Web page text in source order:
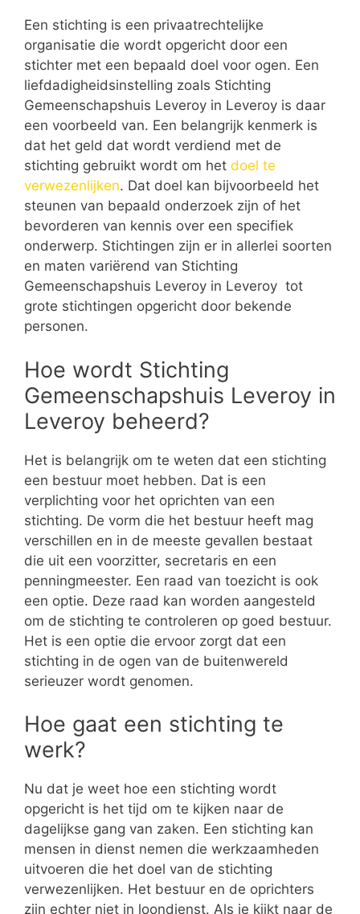
Een stichting is een privaatrechtelijke
organisatie die wordt opgericht door een
stichter met een bepaald doel voor ogen. Een
liefdadigheidsinstelling zoals Stichting
Gemeenschapshuis Leveroy in Leveroy is daar
een voorbeeld van. Een belangrijk kenmerk is
dat het geld dat wordt verdiend met de
stichting gebruikt wordt om het doel te
verwezenlijken. Dat doel kan bijvoorbeeld het
steunen van bepaald onderzoek zijn of het
bevorderen van kennis over een specifiek
onderwerp. Stichtingen zijn er in allerlei soorten
en maten variërend van Stichting
Gemeenschapshuis Leveroy in Leveroy tot
grote stichtingen opgericht door bekende
personen.
Hoe wordt Stichting
Gemeenschapshuis Leveroy in
Leveroy beheerd?
Het is belangrijk om te weten dat een stichting
een bestuur moet hebben. Dat is een
verplichting voor het oprichten van een
stichting. De vorm die het bestuur heeft mag
verschillen en in de meeste gevallen bestaat
die uit een voorzitter, secretaris en een
penningmeester. Een raad van toezicht is ook
een optie. Deze raad kan worden aangesteld
om de stichting te controleren op goed bestuur.
Het is een optie die ervoor zorgt dat een
stichting in de ogen van de buitenwereld
serieuzer wordt genomen.
Hoe gaat een stichting te
werk?
Nu dat je weet hoe een stichting wordt
opgericht is het tijd om te kijken naar de
dagelijkse gang van zaken. Een stichting kan
mensen in dienst nemen die werkzaamheden
uitvoeren die het doel van de stichting
verwezenlijken. Het bestuur en de oprichters
zijn echter niet in loondienst. Als je kijkt naar de